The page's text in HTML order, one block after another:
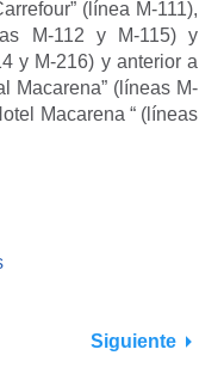
(línea M-111),
M-112 y M-115) y
y M-216) y anterior a
Macarena” (líneas M-
Macarena “ (líneas
Siguiente